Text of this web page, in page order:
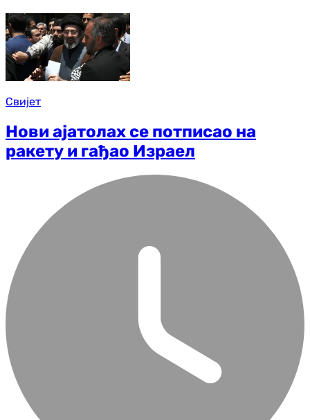
Свијет
Нови ајатолах се потписао на
ракету и гађао Израел